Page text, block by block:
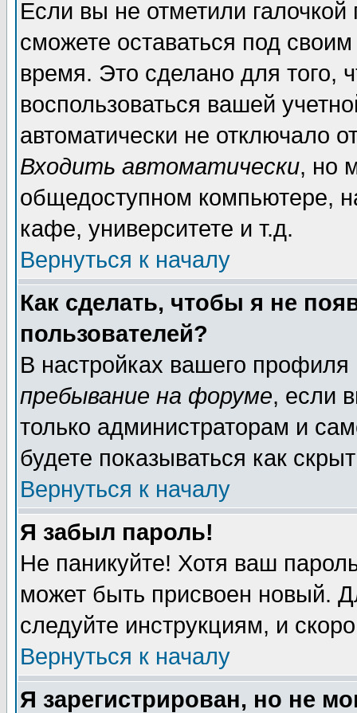
Если вы не отметили галочкой
сможете оставаться под
время. Это сделано для того,
воспользоваться вашей
автоматически не отключало
Входить автоматически, но
общедоступном компьютере,
кафе, университете и т.д.
Вернуться к началу
Как сделать, чтобы я не
пользователей?
В настройках вашего
пребывание на форуме, если
только администраторам и
будете показываться как
Вернуться к началу
Я забыл пароль!
Не паникуйте! Хотя ваш
может быть присвоен новый.
следуйте инструкциям, и
Вернуться к началу
Я зарегистрирован, но не